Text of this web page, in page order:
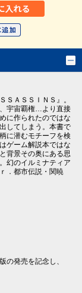
ＳＡＳＳＩＮＳ』。
宇宙覇権…より直接
に作られたのではな
してしまう。本書で
に潜むモチーフを検
ゲーム解説本ではな
背景その奥にある思
幻のイルミナティア
．都市伝説・関暁
の発売を記念し、